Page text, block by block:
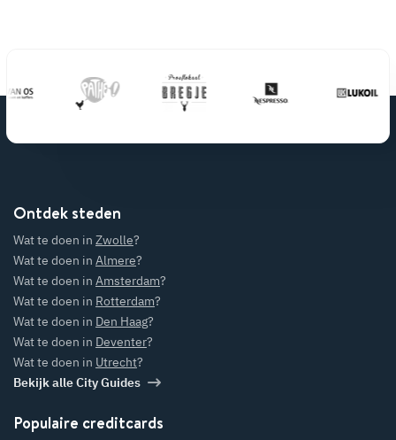
Ontdek steden
Wat te doen in Zwolle?
Wat te doen in Almere?
Wat te doen in Amsterdam?
Wat te doen in Rotterdam?
Wat te doen in Den Haag?
Wat te doen in Deventer?
Wat te doen in Utrecht?
Bekijk alle City Guides
Populaire creditcards